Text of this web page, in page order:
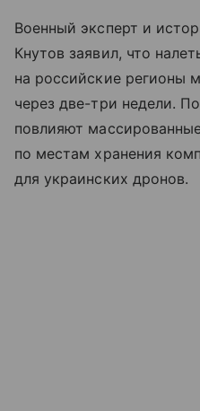
Военный эксперт и
Кнутов заявил, что
на российские регионы
через две-три недели.
повлияют
по местам хранения
для украинских дронов.